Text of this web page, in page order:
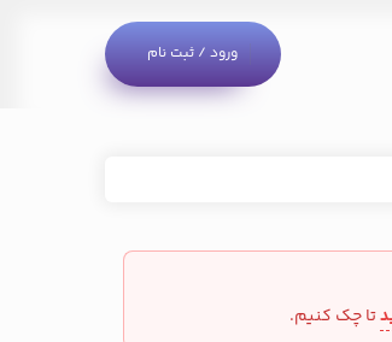
ورود / ثبت نام
تا چک کنیم.